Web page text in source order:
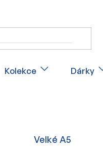
Kolekce Dárky
Velké A5